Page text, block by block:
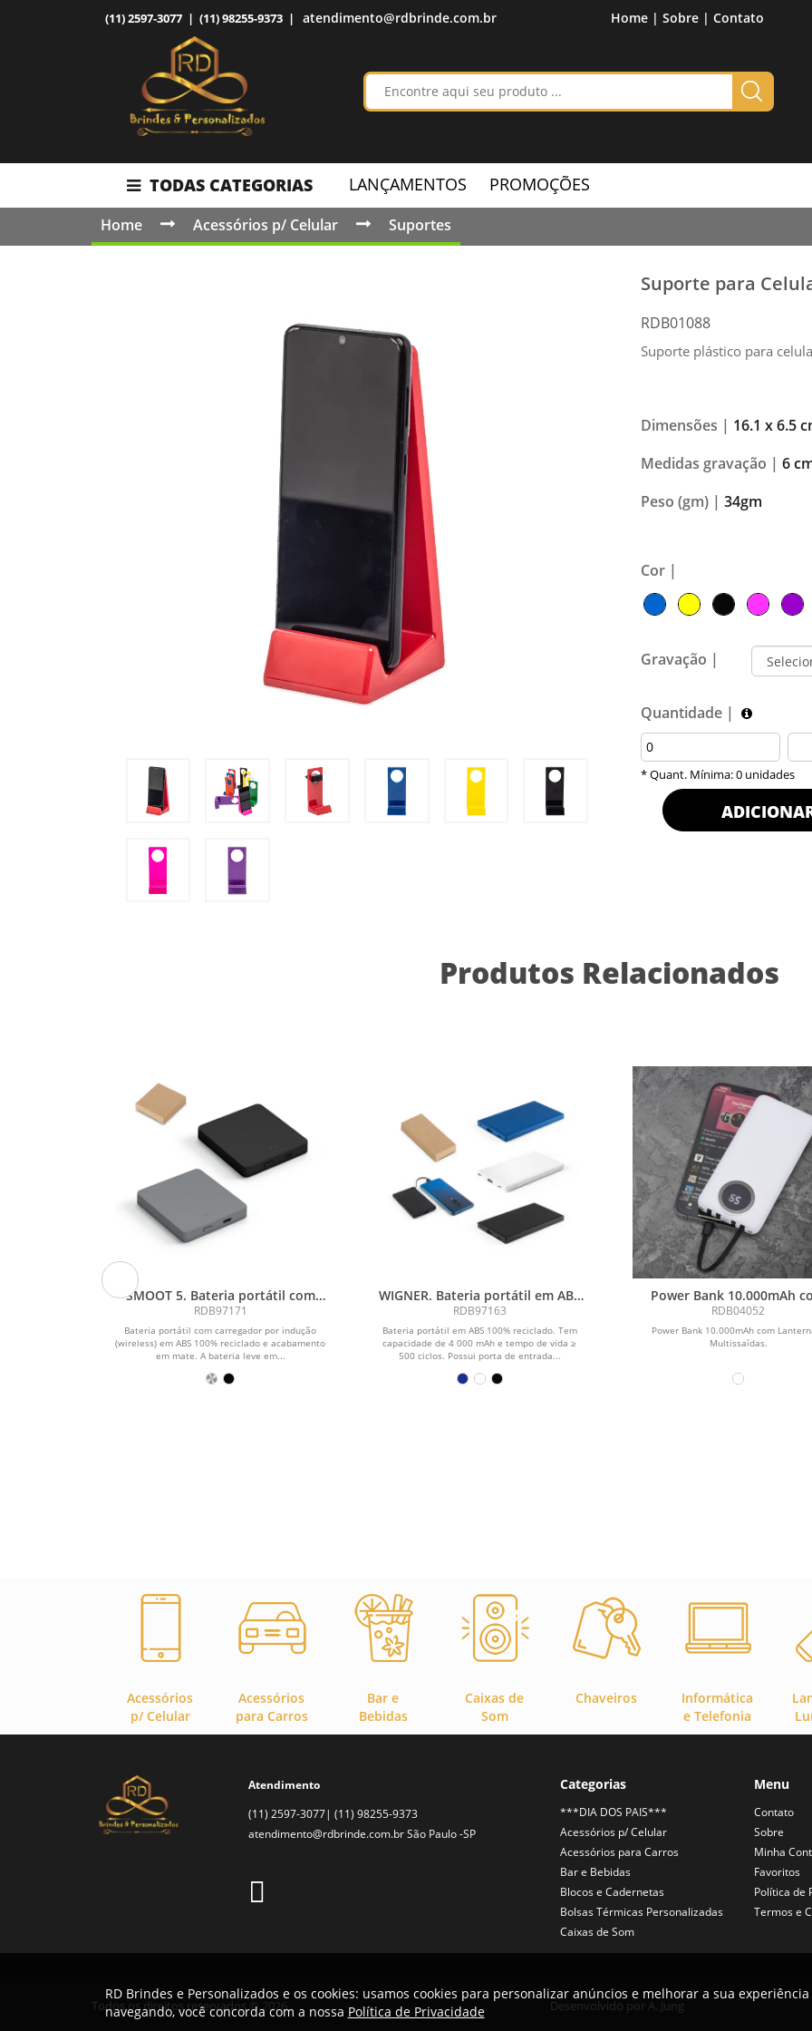
(11) 2597-3077 | (11) 98255-9373 | atendimento@rdbrinde.com.br Home | Sobre | Contato
TODAS CATEGORIAS LANÇAMENTOS PROMOÇÕES
Home Acessórios p/ Celular Suportes
Suporte para
RDB01088
Suporte plástico para
Dimensões | 16.1 x 6.5
Medidas gravação | 6
Peso (gm) | 34gm
Cor |
Gravação |
Quantidade |
* Quant. Mínima: 0 unidades
Produtos Relacionados
SMOOT 5. Bateria portátil com
carregador por indução (wireless)
em ABS 100% reciclado (5 000
mAh)
RDB97171
Bateria portátil com carregador por indução
(wireless) em ABS 100% reciclado e acabamento
em mate. A bateria leve em...
WIGNER. Bateria portátil em ABS
100% reciclado (4 000 mAh)
RDB97163
Bateria portátil em ABS 100% reciclado. Tem
capacidade de 4 000 mAh e tempo de vida ≥
500 ciclos. Possui porta de entrada...
Power Bank 10.000mAh
Lanterna e Multissaídas
RDB04052
Power Bank 10.000mAh com
Multissaídas.
Acessórios
p/ Celular
Acessórios
para Carros
Bar e
Bebidas
Caixas de
Som
Chaveiros
Informática
e Telefonia
Atendimento
(11) 2597-3077| (11) 98255-9373
atendimento@rdbrinde.com.brSão Paulo -SP
Categorias
***DIA DOS PAIS***
Acessórios p/ Celular
Acessórios para Carros
Bar e Bebidas
Blocos e Cadernetas
Bolsas Térmicas Personalizadas
Caixas de Som
Menu
Contato
Sobre
Minha
Favoritos
Política de
Termos e
Todos os direitos reservados © 2026 Desenvolvido porA. Jung
RD Brindes e Personalizados e os cookies: usamos cookies para personalizar anúncios e melhorar a sua
navegando, você concorda com a nossa Política de Privacidade